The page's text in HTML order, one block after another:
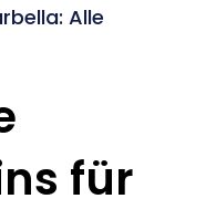
Alle
für